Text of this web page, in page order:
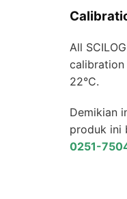
All
22°C.
Demikian
produk ini
0251-